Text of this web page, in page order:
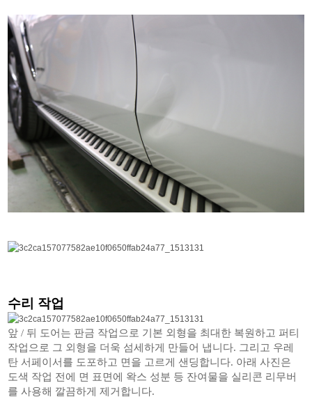
수리 작업
앞 / 뒤 도어는 판금 작업으로 기본 외형을 최대한 복원하고 퍼티
작업으로 그 외형을 더욱 섬세하게 만들어 냅니다. 그리고 우레
탄 서페이서를 도포하고 면을 고르게 샌딩합니다. 아래 사진은
도색 작업 전에 면 표면에 왁스 성분 등 잔여물을 실리콘 리무버
를 사용해 깔끔하게 제거합니다.